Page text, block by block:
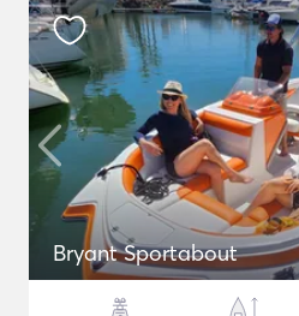
Bryant Sportabout